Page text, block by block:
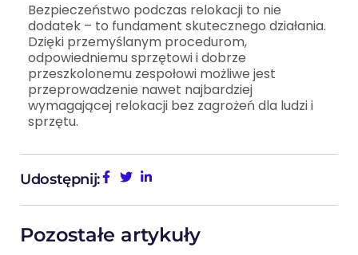
Bezpieczeństwo podczas relokacji to nie
dodatek – to fundament skutecznego działania.
Dzięki przemyślanym procedurom,
odpowiedniemu sprzętowi i dobrze
przeszkolonemu zespołowi możliwe jest
przeprowadzenie nawet najbardziej
wymagającej relokacji bez zagrożeń dla ludzi i
sprzętu.
Udostępnij:
Pozostałe artykuły